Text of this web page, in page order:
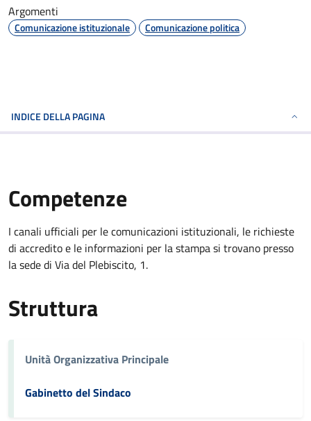
Argomenti
Comunicazione istituzionale Comunicazione politica
INDICE DELLA PAGINA
Competenze
I canali ufficiali per le comunicazioni istituzionali, le richieste
di accredito e le informazioni per la stampa si trovano presso
la sede di Via del Plebiscito, 1.
Struttura
Unità Organizzativa Principale
Gabinetto del Sindaco